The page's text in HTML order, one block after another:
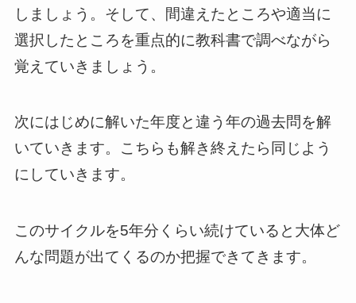
しましょう。そして、間違えたところや適当に
選択したところを重点的に教科書で調べながら
覚えていきましょう。
次にはじめに解いた年度と違う年の過去問を解
いていきます。こちらも解き終えたら同じよう
にしていきます。
このサイクルを5年分くらい続けていると大体ど
んな問題が出てくるのか把握できてきます。